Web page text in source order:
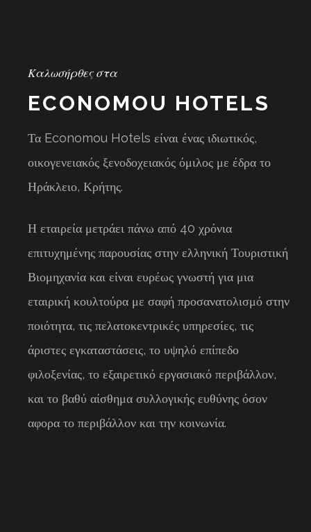
Καλωσήρθες στα
ECONOMOU HOTELS
Τα Economou Hotels είναι ένας ιδιωτικός,
οικογενειακός ξενοδοχειακός όμιλος με έδρα το
Ηράκλειο, Κρήτης.
Η εταιρεία μετράει πάνω από 40 χρόνια
επιτυχημένης παρουσίας στην ελληνική Τουριστική
Βιομηχανία και είναι ευρέως γνωστή για μια
εταιρική κουλτούρα με σαφή προσανατολισμό στην
ποιότητα, τις πελατοκεντρικές υπηρεσίες, τις
άριστες εγκαταστάσεις, το υψηλό επίπεδο
φιλοξενίας, το εξαιρετικό εργασιακό περιβάλλον,
και το βαθύ αίσθημα συλλογικής ευθύνης όσον
αφορα το περιβάλλον και την κοινωνία.